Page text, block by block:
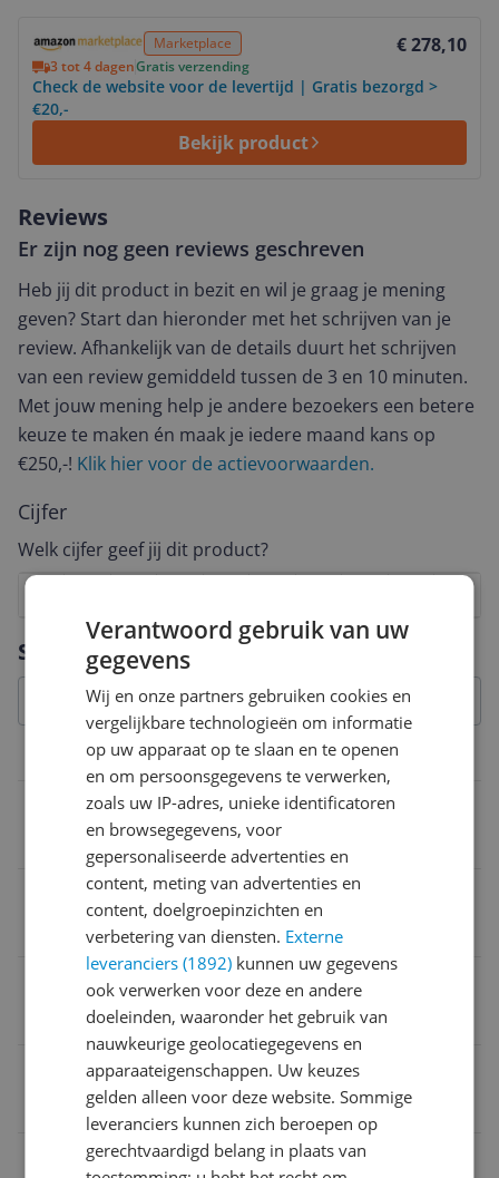
Marketplace € 278,10
3 tot 4 dagenGratis verzending
Check de website voor de levertijd | Gratis bezorgd >
€20,-
Bekijk product
Specificaties
Belangrijkste kenmerken
Inhoud
Extra opties
Pulsestand
Vermogen
1.200 Hz
Materiaal Blenderkan
Roestvrijstaal
bereidingen
Reviews
Er zijn nog geen reviews geschreven
Heb jij dit product in bezit en wil je graag je mening
geven? Start dan hieronder met het schrijven van je
review. Afhankelijk van de details duurt het schrijven
van een review gemiddeld tussen de 3 en 10 minuten.
Met jouw mening help je andere bezoekers een betere
keuze te maken én maak je iedere maand kans op
€250,-! Klik hier voor de actievoorwaarden.
Cijfer
Welk cijfer geef jij dit product?
Vraag 1 van 4
Verantwoord gebruik van uw
gegevens
Wij en onze partners gebruiken cookies en
vergelijkbare technologieën om informatie
op uw apparaat op te slaan en te openen
en om persoonsgegevens te verwerken,
zoals uw IP-adres, unieke identificatoren
en browsegegevens, voor
gepersonaliseerde advertenties en
content, meting van advertenties en
content, doelgroepinzichten en
verbetering van diensten. Externe
leveranciers (1892) kunnen uw gegevens
ook verwerken voor deze en andere
doeleinden, waaronder het gebruik van
nauwkeurige geolocatiegegevens en
apparaateigenschappen. Uw keuzes
gelden alleen voor deze website. Sommige
leveranciers kunnen zich beroepen op
gerechtvaardigd belang in plaats van